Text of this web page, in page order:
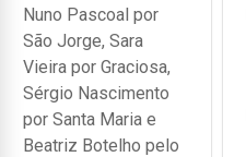
Nuno Pascoal por
São Jorge, Sara
Vieira por Graciosa,
Sérgio Nascimento
por Santa Maria e
Beatriz Botelho pelo